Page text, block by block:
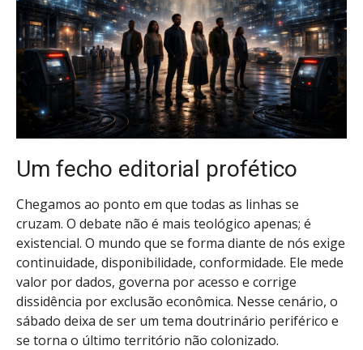
Um fecho editorial profético
Chegamos ao ponto em que todas as linhas se
cruzam. O debate não é mais teológico apenas; é
existencial. O mundo que se forma diante de nós exige
continuidade, disponibilidade, conformidade. Ele mede
valor por dados, governa por acesso e corrige
dissidência por exclusão econômica. Nesse cenário, o
sábado deixa de ser um tema doutrinário periférico e
se torna o último território não colonizado.